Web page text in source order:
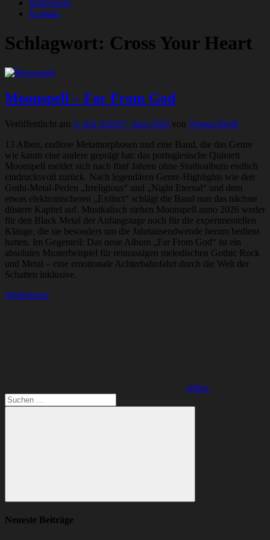
Impressum
Kontakt
Schlagwort: Cross Your Heart
Moonspell – Far From God
Veröffentlicht am 3. Juli 202627. Juni 2026 von Verena Riedl
13 Alben, endlose Metamorphosen und eine Band, die das Genre
wie kaum eine andere geprägt hat: das portugiesische Quintett
Moonspell meldet sich nach fünf Jahren ohne Studioalbum endlich
eindrucksvoll zurück. Nach legendären Genre-Highlights wie den
Gothi-Metal-Perlen „Irreligious“ und „Night Eternal“ und dem
etwas elektronischeren „Extinct“ schlägt die Band nun das nächste
düstere Kapitel auf. Musikalisch stehen Moonspell anno 2026 weder
für den Black Metal der Anfangstage noch für die experimentellen
Klänge, die sie besonders um die Jahrtausendwende herum bedient
hatten. Im Gegenteil: Das neue Album „Far From God“ ist ein
absolutes Musterbeispiel für reinrassigen melodischen Gothic Rock
und Metal – eine emotionale Achterbahnfahrt durch die Welt der
Schatten inklusive.
Weiterlesen
Alben
Suchen
nach:
Suchen
Neueste Beiträge